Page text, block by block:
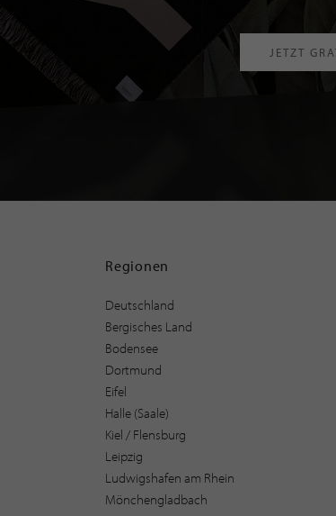
JETZT
Regionen
Deutschland
Bergisches Land
Bodensee
Dortmund
Eifel
Halle (Saale)
Kiel / Flensburg
Leipzig
Ludwigshafen am Rhein
Mönchengladbach